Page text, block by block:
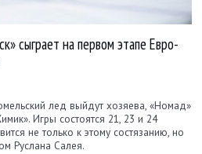
сыграет на первом этапе Евро-
лед выйдут хозяева, «Номад»
Игры состоятся 21, 23 и 24
не только к этому состязанию, но
Руслана Салея.